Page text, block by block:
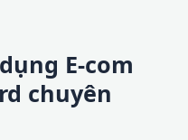
E-com
chuyên